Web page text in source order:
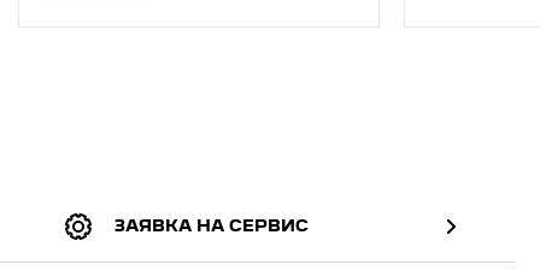
ЗАЯВКА НА СЕРВИС